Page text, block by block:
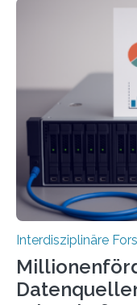
Rolle von Düften
Erinnerungskultur
im Mittelmeerraum
ein
Analyse der
51 keramischen
Siedlung Mozia auf…
Interdisziplinäre